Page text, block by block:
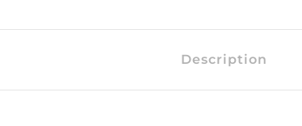
Description